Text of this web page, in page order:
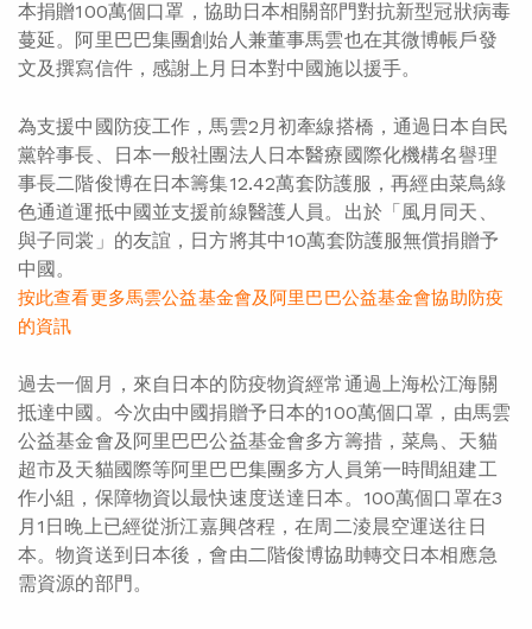
本捐贈100萬個口罩，協助日本相關部門對抗新型冠狀病毒
蔓延。阿里巴巴集團創始人兼董事馬雲也在其微博帳戶發
文及撰寫信件，感謝上月日本對中國施以援手。
為支援中國防疫工作，馬雲2月初牽線搭橋，通過日本自民
黨幹事長、日本一般社團法人日本醫療國際化機構名譽理
事長二階俊博在日本籌集12.42萬套防護服，再經由菜鳥綠
色通道運抵中國並支援前線醫護人員。出於「風月同天、
與子同裳」的友誼，日方將其中10萬套防護服無償捐贈予
中國。
按此查看更多馬雲公益基金會及阿里巴巴公益基金會協助防疫
的資訊
過去一個月，來自日本的防疫物資經常通過上海松江海關
抵達中國。今次由中國捐贈予日本的100萬個口罩，由馬雲
公益基金會及阿里巴巴公益基金會多方籌措，菜鳥、天貓
超市及天貓國際等阿里巴巴集團多方人員第一時間組建工
作小組，保障物資以最快速度送達日本。100萬個口罩在3
月1日晚上已經從浙江嘉興啓程，在周二淩晨空運送往日
本。物資送到日本後，會由二階俊博協助轉交日本相應急
需資源的部門。